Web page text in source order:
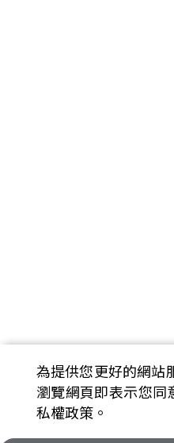
為提供您更好的網站
瀏覽網頁即表示您
私權政策。